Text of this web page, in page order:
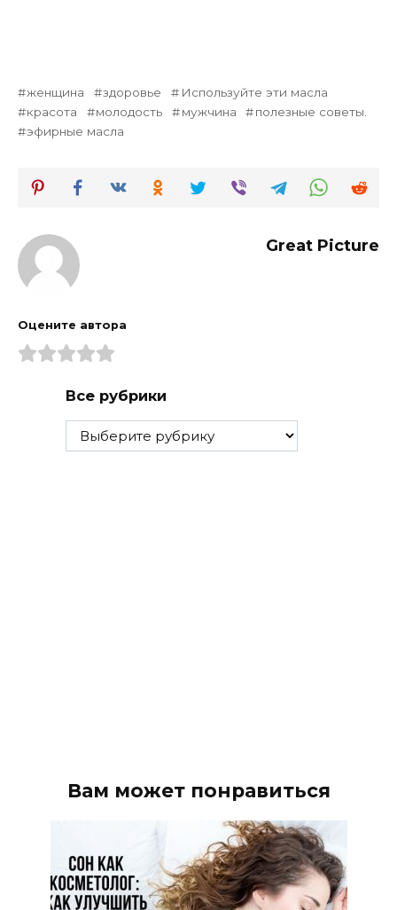
женщина здоровье
Используйте эти масла
красота
молодость мужчина
полезные советы.
эфирные масла
Great Picture
Оцените автора
Все рубрики
Все
рубрики
Вам может понравиться